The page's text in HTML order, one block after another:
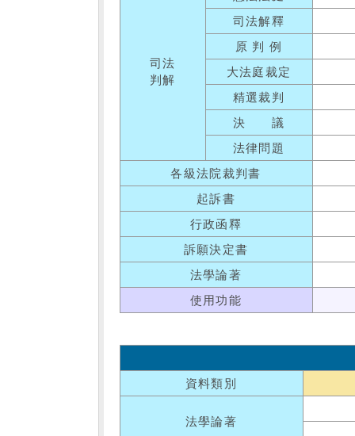
司法
判解
司法解釋
原 判 例
大法庭裁定
精選裁判
決 議
法律問題
各級法院裁判書
起訴書
行政函釋
訴願決定書
法學論著
使用功能
資料類別
法學論著